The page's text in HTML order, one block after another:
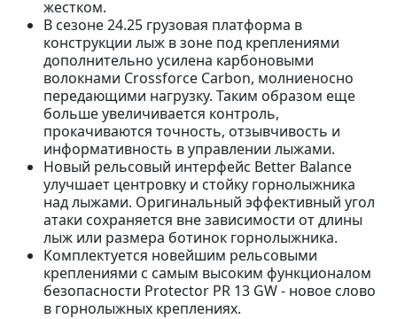
жестком.
В сезоне 24.25 грузовая платформа в
конструкции лыж в зоне под креплениями
дополнительно усилена карбоновыми
волокнами Crossforce Carbon, молниеносно
передающими нагрузку. Таким образом еще
больше увеличивается контроль,
прокачиваются точность, отзывчивость и
информативность в управлении лыжами.
Новый рельсовый интерфейс Better Balance
улучшает центровку и стойку горнолыжника
над лыжами. Оригинальный эффективный угол
атаки сохраняется вне зависимости от длины
лыж или размера ботинок горнолыжника.
Комплектуется новейшим рельсовыми
креплениями с самым высоким функционалом
безопасности Protector PR 13 GW - новое слово
в горнолыжных креплениях.